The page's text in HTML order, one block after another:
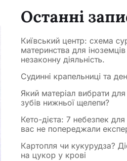
Останні
Київський центр: схема
материнства для
незаконну діяльність.
Судинні крапельниці та
Який матеріал вибрати для
зубів нижньої щелепи?
Кето-дієта: 7 небезпек
вас не попереджали
Картопля чи кукурудза?
на цукор у крові